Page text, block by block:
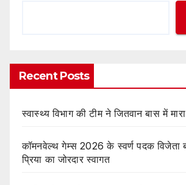
Recent Posts
स्वास्थ्य विभाग की टीम ने जितवान बास में मारा
कॉमनवेल्थ गेम्स 2026 के स्वर्ण पदक विजेता
प्रिया का जोरदार स्वागत